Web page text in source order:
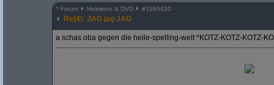
^ Forum Heimkino & DVD #1995420
Re(4): JAG jag JAG
a schas oba gegen die heile-spelling-welt *KOTZ-KOTZ-KOTZ-